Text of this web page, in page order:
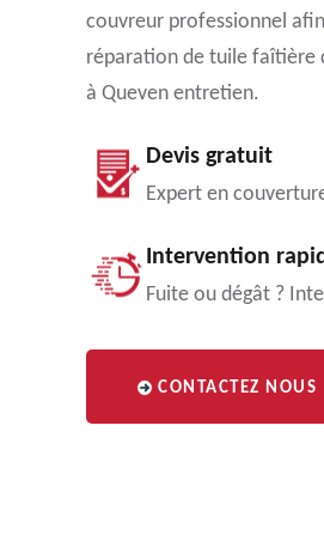
couvreur professionnel
réparation de tuile faîtière
à Queven entretien.
Devis gratuit
Expert en
Intervention
Fuite ou dégât ?
CONTACTEZ NOUS